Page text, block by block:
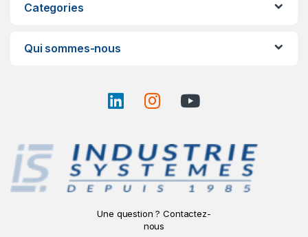
Categories
Qui sommes-nous
Une question ? Contactez-
nous